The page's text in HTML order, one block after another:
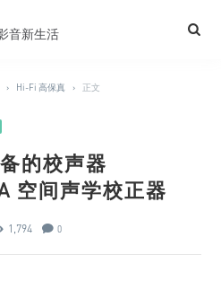
› Hi-Fi 高保真 › 正文
的校声器
空间声学校正器
1,794 0